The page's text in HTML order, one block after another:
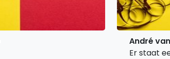
André
Er staat